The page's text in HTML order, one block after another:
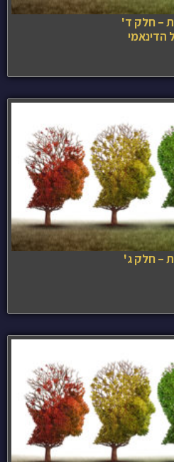
– חלק ד'
הדינאמי
– חלק ג'